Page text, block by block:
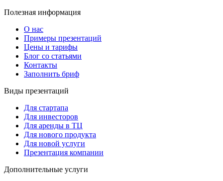
Полезная информация
О нас
Примеры презентаций
Цены и тарифы
Блог со статьями
Контакты
Заполнить бриф
Виды презентаций
Для стартапа
Для инвесторов
Для аренды в ТЦ
Для нового продукта
Для новой услуги
Презентация компании
Дополнительные услуги